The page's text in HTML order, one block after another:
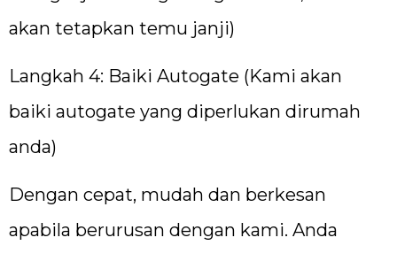
akan tetapkan temu janji)
Langkah 4: Baiki Autogate (Kami akan
baiki autogate yang diperlukan dirumah
anda)
Dengan cepat, mudah dan berkesan
apabila berurusan dengan kami. Anda